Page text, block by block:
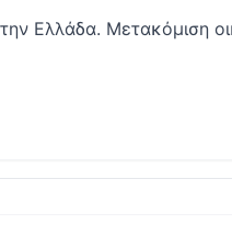
Ελλάδα. Μετακόμιση